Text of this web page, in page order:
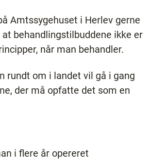
Amtssygehuset i Herlev gerne
behandlingstilbuddene ikke er
når man behandler.
rundt om i landet vil gå i gang
der må opfatte det som en
i flere år opereret